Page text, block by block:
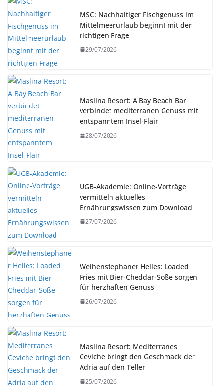
MSC: Nachhaltiger Fischgenuss im
Mittelmeerurlaub beginnt mit der
richtigen Frage
29/07/2026
Maslina Resort: A Bay Beach Bar
verbindet mediterranen Genuss mit
entspanntem Insel-Flair
28/07/2026
UGB-Akademie: Online-Vorträge
vermitteln aktuelles
Ernährungswissen zum Download
27/07/2026
Weihenstephaner Helles: Loaded
Fries mit Bier-Cheddar-Soße sorgen
für herzhaften Genuss
26/07/2026
Maslina Resort: Mediterranes
Ceviche bringt den Geschmack der
Adria auf den Teller
25/07/2026